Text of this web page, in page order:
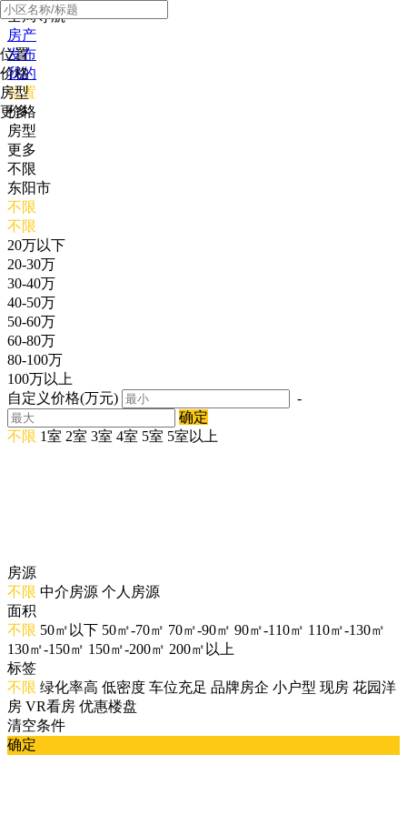
全局导航
房产
发布
我的
位置
价格
房型
更多
位置
价格
房型
更多
不限
东阳市
不限
不限
20万以下
20-30万
30-40万
40-50万
50-60万
60-80万
80-100万
100万以上
自定义价格(万元)
-
确定
不限 1室 2室 3室 4室 5室 5室以上
房源
不限 中介房源 个人房源
面积
不限 50㎡以下 50㎡-70㎡ 70㎡-90㎡ 90㎡-110㎡ 110㎡-130㎡
130㎡-150㎡ 150㎡-200㎡ 200㎡以上
标签
不限 绿化率高 低密度 车位充足 品牌房企 小户型 现房 花园洋
房 VR看房 优惠楼盘
清空条件
确定